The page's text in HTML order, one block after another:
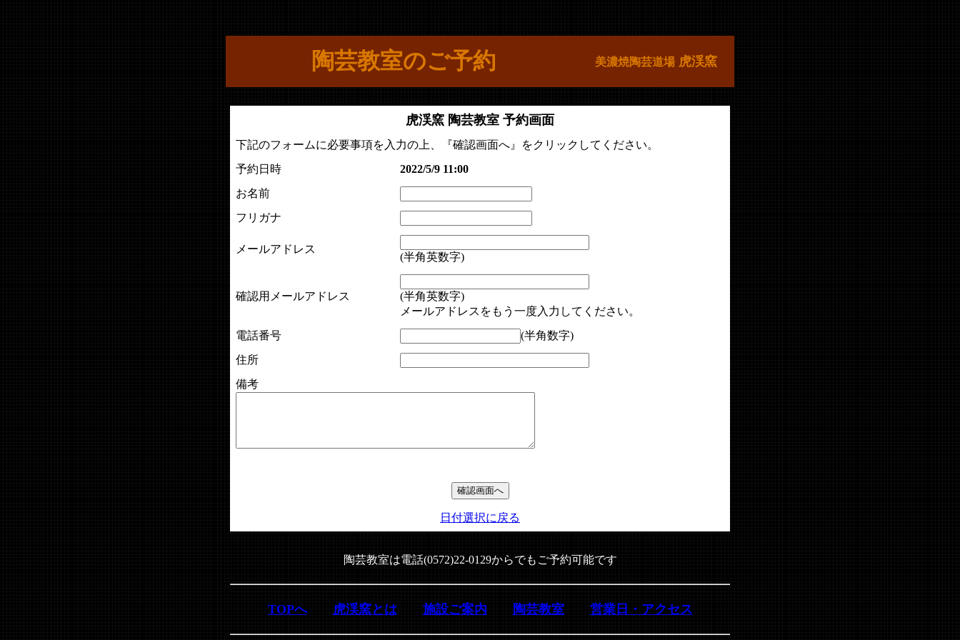
陶芸教室のご予約 美濃焼陶芸道場 虎渓窯
虎渓窯 陶芸教室 予約画面
下記のフォームに必要事項を入力の上、『確認画面へ』をクリックしてください。
予約日時
2022/5/9 11:00
お名前
フリガナ
メールアドレス
(半角英数字)
確認用メールアドレス
(半角英数字)
メールアドレスをもう一度入力してください。
電話番号
(半角数字)
住所
備考
日付選択に戻る
陶芸教室は電話(0572)22-0129からでもご予約可能です
TOPへ 虎渓窯とは 施設ご案内 陶芸教室 営業日・アクセス